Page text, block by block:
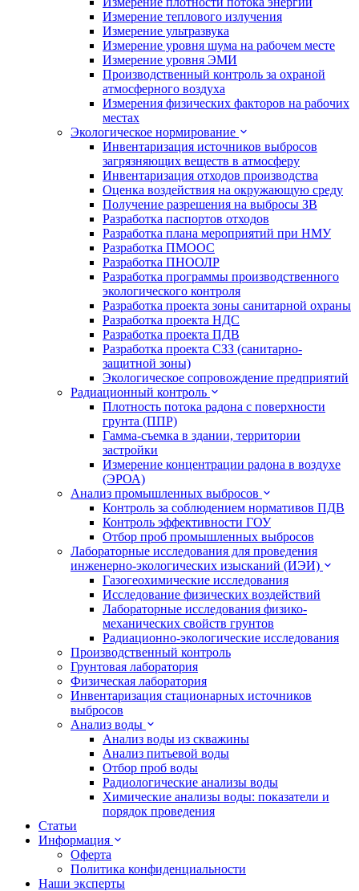
Измерение теплового излучения
Измерение ультразвука
Измерение уровня шума на рабочем месте
Измерение уровня ЭМИ
Производственный контроль за охраной
атмосферного воздуха
Измерения физических факторов на рабочих
местах
Экологическое нормирование
Инвентаризация источников выбросов
загрязняющих веществ в атмосферу
Инвентаризация отходов производства
Оценка воздействия на окружающую среду
Получение разрешения на выбросы ЗВ
Разработка паспортов отходов
Разработка плана мероприятий при НМУ
Разработка ПМООС
Разработка ПНООЛР
Разработка программы производственного
экологического контроля
Разработка проекта зоны санитарной охраны
Разработка проекта НДС
Разработка проекта ПДВ
Разработка проекта СЗЗ (санитарно-
защитной зоны)
Экологическое сопровождение предприятий
Радиационный контроль
Плотность потока радона с поверхности
грунта (ППР)
Гамма-съемка в здании, территории
застройки
Измерение концентрации радона в воздухе
(ЭРОА)
Анализ промышленных выбросов
Контроль за соблюдением нормативов ПДВ
Контроль эффективности ГОУ
Отбор проб промышленных выбросов
Лабораторные исследования для проведения
инженерно-экологических изысканий (ИЭИ)
Газогеохимические исследования
Исследование физических воздействий
Лабораторные исследования физико-
механических свойств грунтов
Радиационно-экологические исследования
Производственный контроль
Грунтовая лаборатория
Физическая лаборатория
Инвентаризация стационарных источников
выбросов
Анализ воды
Анализ воды из скважины
Анализ питьевой воды
Отбор проб воды
Радиологические анализы воды
Химические анализы воды: показатели и
порядок проведения
Статьи
Информация
Оферта
Политика конфиденциальности
Наши эксперты